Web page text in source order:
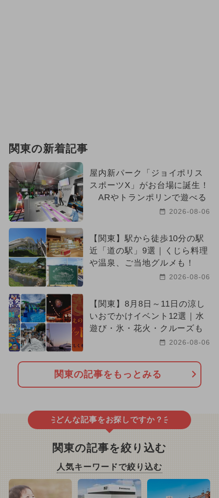
関東の新着記事
屋内新パーク「ジョイポリス
スポーツX」がお台場に誕生！
ARやトランポリンで遊べる
2026-08-06
【関東】駅から徒歩10分の駅
近「道の駅」9選｜くじら料理
や温泉、ご当地グルメも！
2026-08-06
【関東】8月8日～11日の涼し
いおでかけイベント12選｜水
遊び・氷・花火・クルーズも
2026-08-06
関東の記事をもっとみる
どんな記事をお探しですか？
関東の記事を絞り込む
人気キーワードで絞り込む